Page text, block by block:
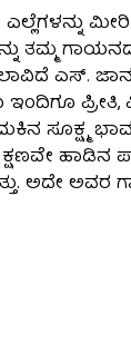
ತಮ್ಮ
ಎಸ್.
ಪ್ರೀತಿ,
ಸೂಕ್ಷ್ಮ
ಹಾಡಿನ
ಅದೇ